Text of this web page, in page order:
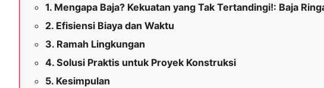
Mengapa Baja? Kekuatan yang Tak Tertandingi!: Baja
Efisiensi Biaya dan Waktu
Ramah Lingkungan
Solusi Praktis untuk Proyek Konstruksi
Kesimpulan